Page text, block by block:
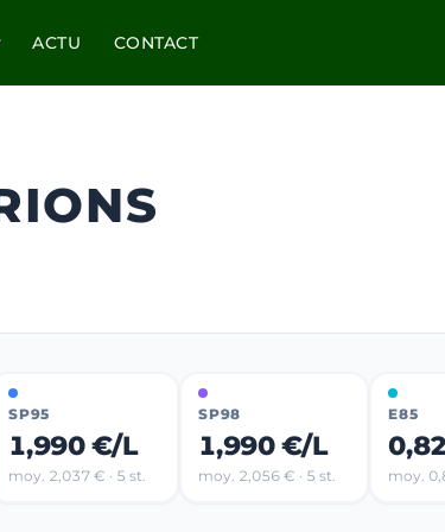
ACTU CONTACT
SP95
1,990 €/L
moy. 2,037 € · 5 st.
SP98
1,990 €/L
moy. 2,056 € · 5 st.
E85
moy.